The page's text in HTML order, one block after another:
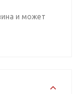
и может